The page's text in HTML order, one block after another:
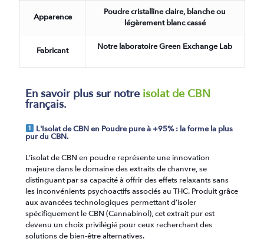
Apparence
Poudre cristalline claire, blanche ou
légèrement blanc cassé
Fabricant Notre laboratoire Green Exchange Lab
En savoir plus sur notre isolat de CBN
français.
L'Isolat de CBN en Poudre pure à +95% : la forme la plus
pur du CBN.
L’isolat de CBN en poudre représente une innovation
majeure dans le domaine des extraits de chanvre, se
distinguant par sa capacité à offrir des effets relaxants sans
les inconvénients psychoactifs associés au THC. Produit grâce
aux avancées technologiques permettant d’isoler
spécifiquement le CBN (Cannabinol), cet extrait pur est
devenu un choix privilégié pour ceux recherchant des
solutions de bien-être alternatives.